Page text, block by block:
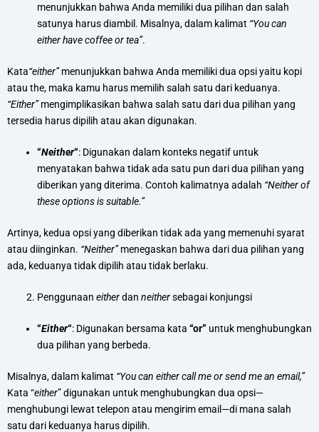
menunjukkan bahwa Anda memiliki dua pilihan dan salah
satunya harus diambil. Misalnya, dalam kalimat “You can
either have coffee or tea”.
Kata“either”menunjukkan bahwa Anda memiliki dua opsi yaitu kopi
atau the, maka kamu harus memilih salah satu dari keduanya.
“Either”mengimplikasikan bahwa salah satu dari dua pilihan yang
tersedia harus dipilih atau akan digunakan.
“Neither“: Digunakan dalam konteks negatif untuk
menyatakan bahwa tidak ada satu pun dari dua pilihan yang
diberikan yang diterima. Contoh kalimatnya adalah “Neither of
these options is suitable.”
Artinya, kedua opsi yang diberikan tidak ada yang memenuhi syarat
atau diinginkan. “Neither”menegaskan bahwa dari dua pilihan yang
ada, keduanya tidak dipilih atau tidak berlaku.
Penggunaan eitherdan neithersebagai konjungsi
“Either“: Digunakan bersama kata “or” untuk menghubungkan
dua pilihan yang berbeda.
Misalnya, dalam kalimat “You can either call me or send me an email,”
Kata “either” digunakan untuk menghubungkan dua opsi—
menghubungi lewat telepon atau mengirim email—di mana salah
satu dari keduanya harus dipilih.